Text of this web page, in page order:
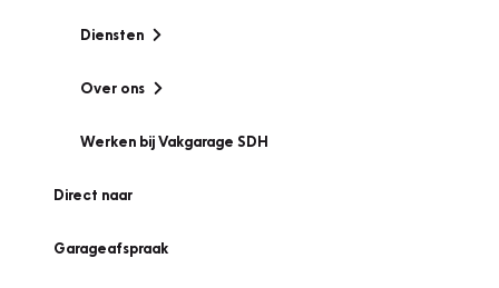
Diensten
Over ons
Werken bij Vakgarage SDH
Direct naar
Garageafspraak